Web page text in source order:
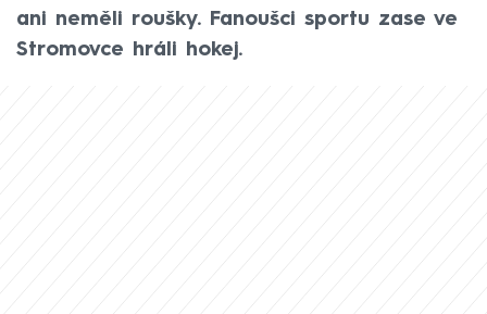
ani neměli roušky. Fanoušci sportu zase ve
Stromovce hráli hokej.